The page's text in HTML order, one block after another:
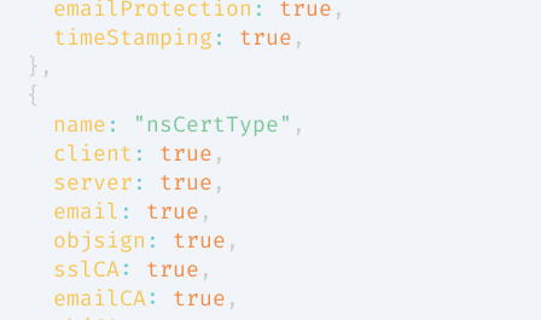
emailProtection : true ,
timeStamping : true ,
} ,
{
name : "nsCertType" ,
client : true ,
server : true ,
email : true ,
objsign : true ,
sslCA: true ,
emailCA: true ,